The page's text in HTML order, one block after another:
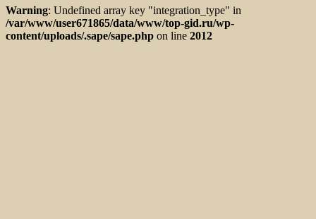
Warning: Undefined array key "integration_type" in
/var/www/user671865/data/www/top-gid.ru/wp-
content/uploads/.sape/sape.php on line 2012